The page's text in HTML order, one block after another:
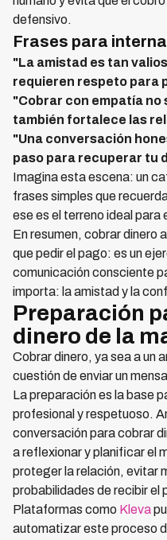
defensivo.
Frases para
"La amistad es tan
requieren respeto para
"Cobrar con empatía
también fortalece las
"Una conversación
paso para recuperar tu
Imagina esta escena: un
frases simples que
ese es el terreno ideal para
En resumen, cobrar dinero
que pedir el pago: es un
comunicación consciente
importa: la amistad y la
Preparación
dinero de la
Cobrar dinero, ya sea a un
cuestión de enviar un
La preparación es la base
profesional y respetuoso.
conversación para cobrar
a reflexionar y planificar el
proteger la relación, evitar
probabilidades de recibir el
Plataformas como Kleva
automatizar este proceso